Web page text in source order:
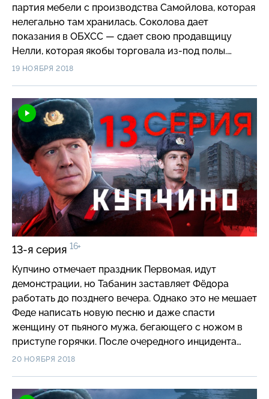
партия мебели с производства Самойлова, которая
нелегально там хранилась. Соколова дает
показания в ОБХСС — сдает свою продавщицу
Нелли, которая якобы торговала из-под полы.
Девушку забирает КГБ…
19 НОЯБРЯ 2018
13-я серия 16+
Купчино отмечает праздник Первомая, идут
демонстрации, но Табанин заставляет Фёдора
работать до позднего вечера. Однако это не мешает
Феде написать новую песню и даже спасти
женщину от пьяного мужа, бегающего с ножом в
приступе горячки. После очередного инцидента
Васильич и его стажер понимают, что в районе
20 НОЯБРЯ 2018